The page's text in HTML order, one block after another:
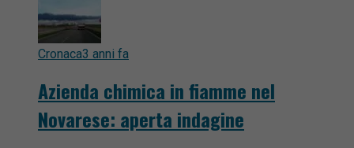
Cronaca3 anni fa
Azienda chimica in fiamme nel
Novarese: aperta indagine